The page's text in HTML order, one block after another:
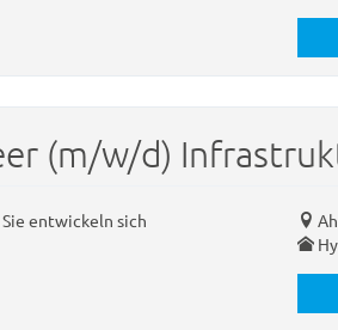
(m/w/d)
entwickeln sich